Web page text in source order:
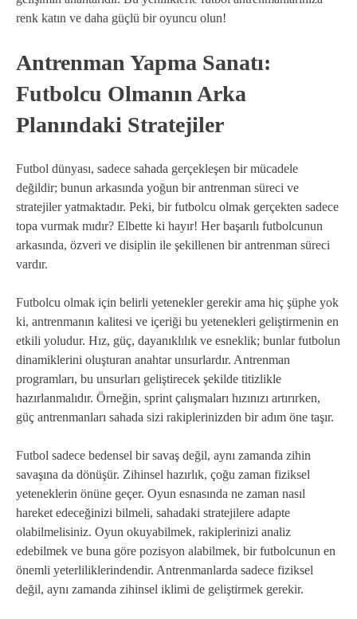
renk katın ve daha güçlü bir oyuncu olun!
Antrenman Yapma Sanatı:
Futbolcu Olmanın Arka
Planındaki Stratejiler
Futbol dünyası, sadece sahada gerçekleşen bir mücadele
değildir; bunun arkasında yoğun bir antrenman süreci ve
stratejiler yatmaktadır. Peki, bir futbolcu olmak gerçekten sadece
topa vurmak mıdır? Elbette ki hayır! Her başarılı futbolcunun
arkasında, özveri ve disiplin ile şekillenen bir antrenman süreci
vardır.
Futbolcu olmak için belirli yetenekler gerekir ama hiç şüphe yok
ki, antrenmanın kalitesi ve içeriği bu yetenekleri geliştirmenin en
etkili yoludur. Hız, güç, dayanıklılık ve esneklik; bunlar futbolun
dinamiklerini oluşturan anahtar unsurlardır. Antrenman
programları, bu unsurları geliştirecek şekilde titizlikle
hazırlanmalıdır. Örneğin, sprint çalışmaları hızınızı artırırken,
güç antrenmanları sahada sizi rakiplerinizden bir adım öne taşır.
Futbol sadece bedensel bir savaş değil, aynı zamanda zihin
savaşına da dönüşür. Zihinsel hazırlık, çoğu zaman fiziksel
yeteneklerin önüne geçer. Oyun esnasında ne zaman nasıl
hareket edeceğinizi bilmeli, sahadaki stratejilere adapte
olabilmelisiniz. Oyun okuyabilmek, rakiplerinizi analiz
edebilmek ve buna göre pozisyon alabilmek, bir futbolcunun en
önemli yeterliliklerindendir. Antrenmanlarda sadece fiziksel
değil, aynı zamanda zihinsel iklimi de geliştirmek gerekir.